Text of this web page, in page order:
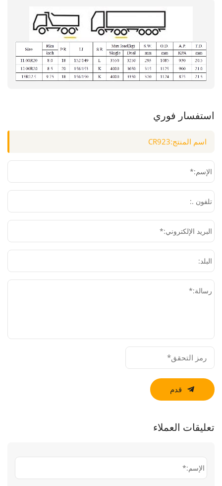
استفسار فوري
الإسم:*
تلفون .:
البريد الإلكتروني:*
البلد:
رسالة:*
قدم
تعليقات العملاء
الإسم:*